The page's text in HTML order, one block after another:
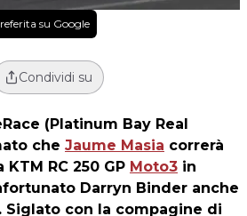
su Google
Condividi su
(Platinum Bay Real
che Jaume Masia correrà
RC 250 GP Moto3 in
Darryn Binder anche
Siglato con la compagine di